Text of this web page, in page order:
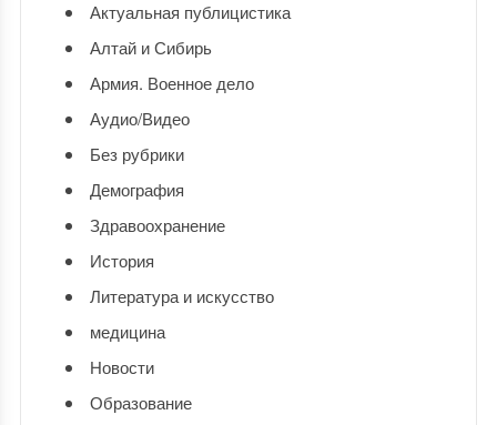
Актуальная публицистика
Алтай и Сибирь
Армия. Военное дело
Аудио/Видео
Без рубрики
Демография
Здравоохранение
История
Литература и искусство
медицина
Новости
Образование